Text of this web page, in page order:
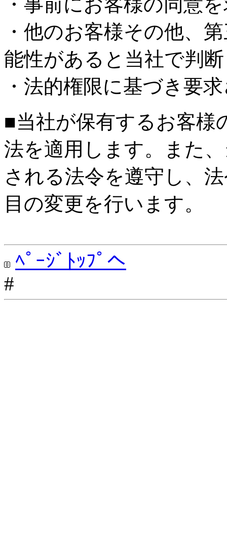
・他のお客様その他、
能性があると当社で判
・法的権限に基づき要
■当社が保有するお客様
法を適用します。また
される法令を遵守し、
目の変更を行います。
ﾍﾟｰｼﾞﾄｯﾌﾟへ
#